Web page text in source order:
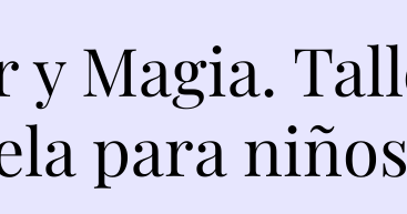
y Magia.
para niños